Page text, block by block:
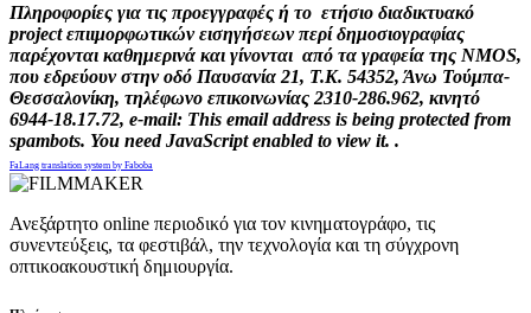
Πληροφορίες για τις προεγγραφές ή το ετήσιο διαδικτυακό
project επιιμορφωτικών εισηγήσεων περί δημοσιογραφίας
παρέχονται καθημερινά και γίνονται από τα γραφεία της ΝΜΟS,
που εδρεύουν στην οδό Παυσανία 21, Τ.Κ. 54352, Άνω Τούμπα-
Θεσσαλονίκη, τηλέφωνο επικοινωνίας 2310-286.962, κινητό
6944-18.17.72, e-mail: This email address is being protected from
spambots. You need JavaScript enabled to view it. .
FaLang translation system by Faboba
Ανεξάρτητο online περιοδικό για τον κινηματογράφο, τις
συνεντεύξεις, τα φεστιβάλ, την τεχνολογία και τη σύγχρονη
οπτικοακουστική δημιουργία.